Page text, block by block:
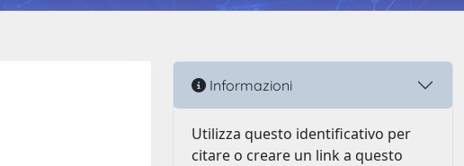
Informazioni
Utilizza questo identificativo per
citare o creare un link a questo